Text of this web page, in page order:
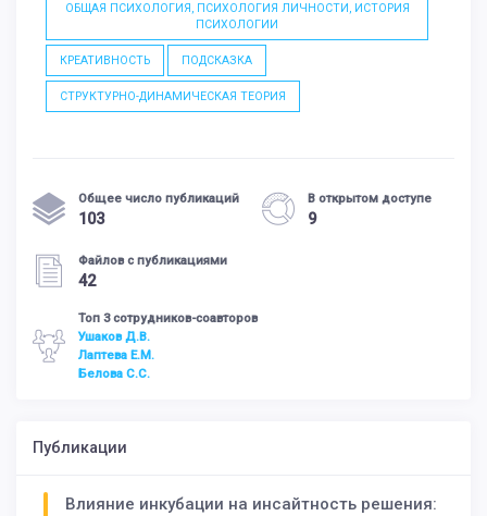
ОБЩАЯ ПСИХОЛОГИЯ, ПСИХОЛОГИЯ ЛИЧНОСТИ, ИСТОРИЯ
ПСИХОЛОГИИ
КРЕАТИВНОСТЬ ПОДСКАЗКА
СТРУКТУРНО-ДИНАМИЧЕСКАЯ ТЕОРИЯ
Общее число публикаций
103
В открытом доступе
9
Файлов с публикациями
42
Топ 3 сотрудников-соавторов
Ушаков Д.В.
Лаптева Е.М.
Белова С.С.
Публикации
Влияние инкубации на инсайтность решения: